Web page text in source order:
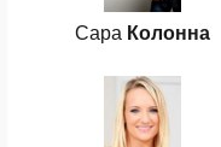
Сара Колонна